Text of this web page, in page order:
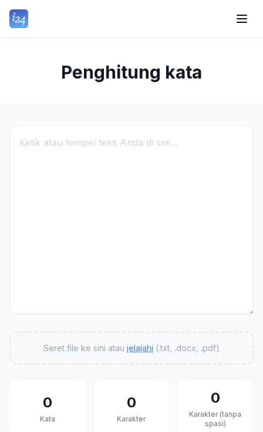
Penghitung kata
Seret file ke sini atau jelajahi (.txt, .docx, .pdf)
0
Kata
0
Karakter
0
Karakter (tanpa
spasi)